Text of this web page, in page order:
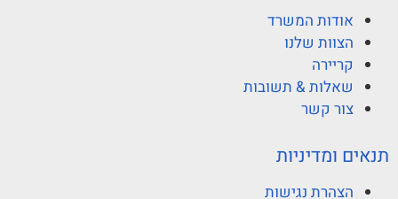
אודות המשרד
הצוות שלנו
קריירה
שאלות & תשובות
צור קשר
תנאים ומדיניות
הצהרת נגישות